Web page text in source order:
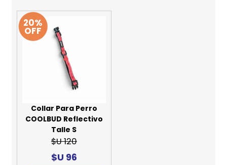
20%
OFF
Collar Para Perro
COOLBUD Reflectivo
Talle S
$U 120
$U 96